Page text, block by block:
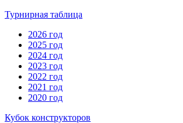
Турнирная таблица
2026 год
2025 год
2024 год
2023 год
2022 год
2021 год
2020 год
Кубок конструкторов